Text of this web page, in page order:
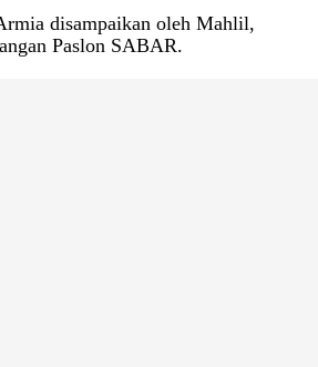
disampaikan oleh Mahlil,
Paslon SABAR.